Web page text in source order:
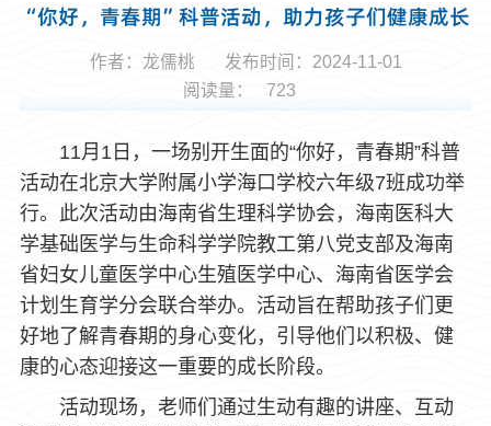
“你好，青春期”科普活动，助力孩子们健康成长
作者：龙儒桃
发布时间：2024-11-01
阅读量：
723
11月1日，一场别开生面的“你好，青春期”科普
活动在北京大学附属小学海口学校六年级7班成功举
行。此次活动由海南省生理科学协会，海南医科大
学基础医学与生命科学学院教工第八党支部及海南
省妇女儿童医学中心生殖医学中心、海南省医学会
计划生育学分会联合举办。活动旨在帮助孩子们更
好地了解青春期的身心变化，引导他们以积极、健
康的心态迎接这一重要的成长阶段。
活动现场，老师们通过生动有趣的讲座、互动